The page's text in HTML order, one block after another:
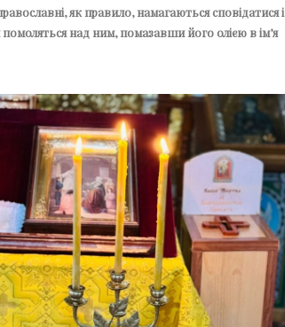
як правило, намагаються сповідатися і
над ним, помазавши його олією в ім’я